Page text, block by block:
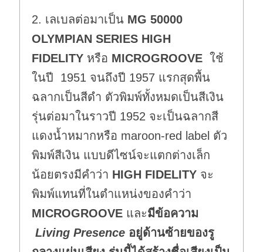
2. เลเบลต่อมาเป็น MG 50000
OLYMPIAN SERIES HIGH
FIDELITY หรือ MICROGROOVE ใช้
ในปี 1951 จนถึงปี 1957 แรกสุดพื้น
ฉลากเป็นสีดำ ตัวพิมพ์ทั้งหมดเป็นสีเงิน
รุ่นต่อมาในราวปี 1952 จะเป็นฉลากสี
แดงน้ำหมากหรือ maroon-red label ตัว
พิมพ์สีเงิน แบบดีไซน์จะแตกต่างเล็ก
น้อยตรงมีคำว่า HIGH FIDELITY จะ
พิมพ์แทนที่ในตำแหน่งของคำว่า
MICROGROOVE และมีข้อความ
Living Presence อยู่ด้านซ้ายของรู